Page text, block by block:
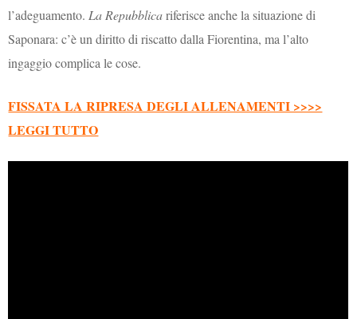
l’adeguamento. La Repubblicariferisce anche la situazione di
Saponara: c’è un diritto di riscatto dalla Fiorentina, ma l’alto
ingaggio complica le cose.
FISSATA LA RIPRESA DEGLI ALLENAMENTI >>>>
LEGGI TUTTO